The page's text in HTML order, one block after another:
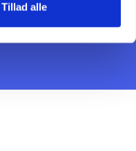
Tillad alle